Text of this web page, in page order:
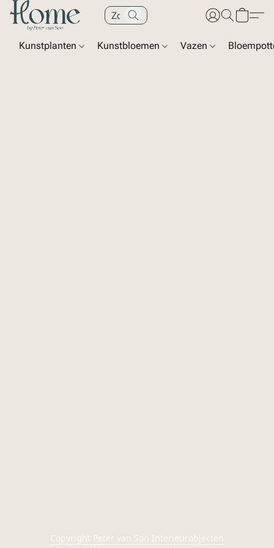
Kunstplanten Kunstbloemen Vazen
Copyright Peter van Son Interieurobjecten